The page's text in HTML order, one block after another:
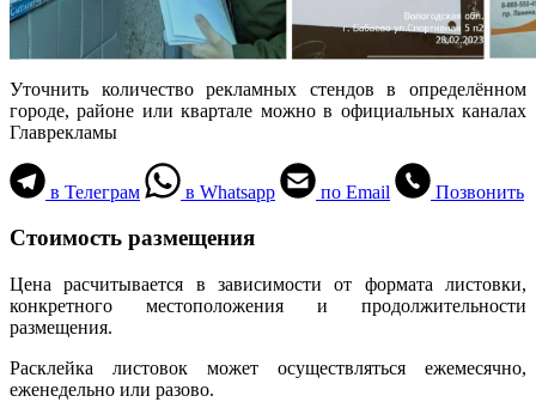
Уточнить количество рекламных стендов в определённом
городе, районе или квартале можно в официальных каналах
Главрекламы
в Телеграм в Whatsapp по Email Позвонить
Стоимость размещения
Цена расчитывается в зависимости от формата листовки,
конкретного местоположения и продолжительности
размещения.
Расклейка листовок может осуществляться ежемесячно,
еженедельно или разово.